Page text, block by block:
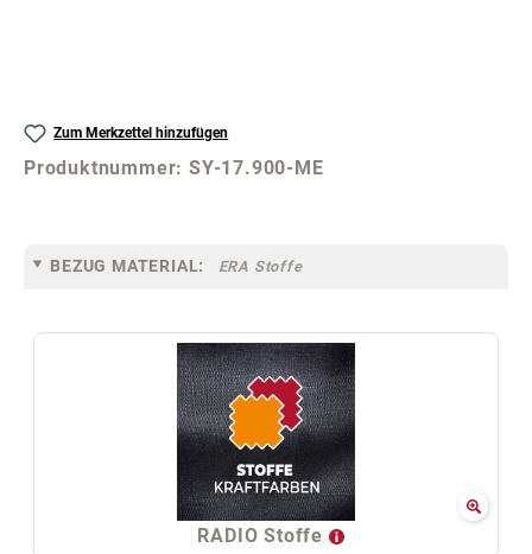
Zum Merkzettel hinzufügen
Produktnummer:SY-17.900-ME
BEZUG MATERIAL: ERA Stoffe
RADIO Stoffe